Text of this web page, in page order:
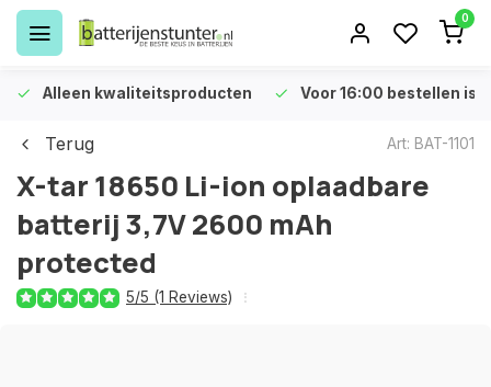
0
Alleen kwaliteitsproducten Voor 16:00 bestellen is
Terug Art: BAT-1101
X-tar 18650 Li-ion oplaadbare
batterij 3,7V 2600 mAh
protected
5/5 (1 Reviews)